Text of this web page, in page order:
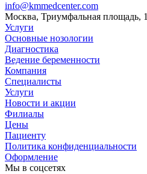
info@kmmedcenter.com
Москва, Триумфальная площадь, 1
Услуги
Основные нозологии
Диагностика
Ведение беременности
Компания
Специалисты
Услуги
Новости и акции
Филиалы
Цены
Пациенту
Политика конфиденциальности
Оформление
Мы в соцсетях